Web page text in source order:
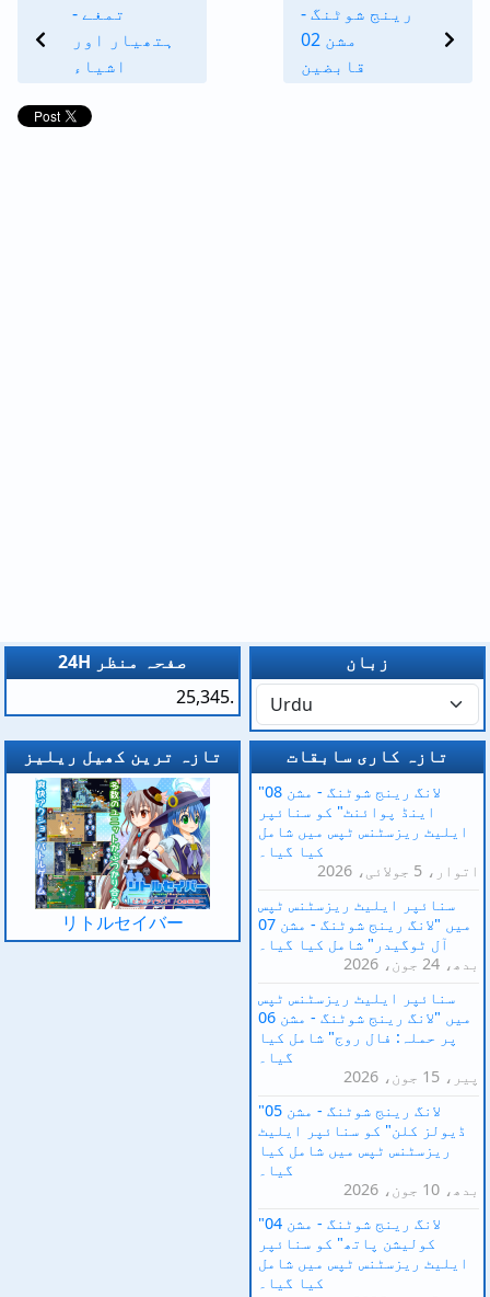
تمغے -
ہتھیار اور
اشیاء
رینج شوٹنگ -
مشن 02
قابضین
24H صفحہ منظر
25,345.
زبان
تازہ ترین کھیل ریلیز
リトルセイバー
تازہ کاری سابقات
"لانگ رینج شوٹنگ - مشن 08
اینڈ پوائنٹ" کو سنائپر
ایلیٹ ریزسٹنس ٹپس میں شامل
کیا گیا۔
اتوار، 5 جولائی، 2026
سنائپر ایلیٹ ریزسٹنس ٹپس
میں "لانگ رینج شوٹنگ - مشن 07
آل ٹوگیدر" شامل کیا گیا۔
بدھ، 24 جون، 2026
سنائپر ایلیٹ ریزسٹنس ٹپس
میں "لانگ رینج شوٹنگ - مشن 06
پر حملہ: فال روج" شامل کیا
گیا۔
پیر، 15 جون، 2026
"لانگ رینج شوٹنگ - مشن 05
ڈیولز کلن" کو سنائپر ایلیٹ
ریزسٹنس ٹپس میں شامل کیا
گیا۔
بدھ، 10 جون، 2026
"لانگ رینج شوٹنگ - مشن 04
کولیشن پاتھ" کو سنائپر
ایلیٹ ریزسٹنس ٹپس میں شامل
کیا گیا۔